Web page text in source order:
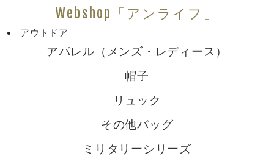
Webshop「アンライフ」
アウトドア
アパレル（メンズ・レディース）
帽子
リュック
その他バッグ
ミリタリーシリーズ